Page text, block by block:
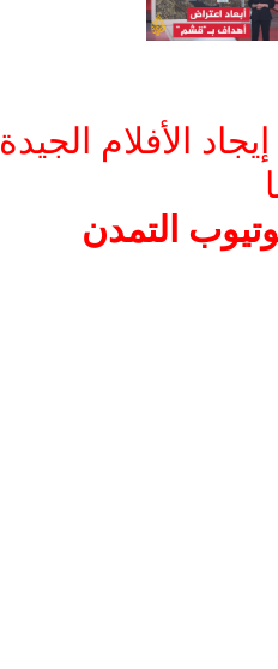
الأفلام الجيدة
التمدن